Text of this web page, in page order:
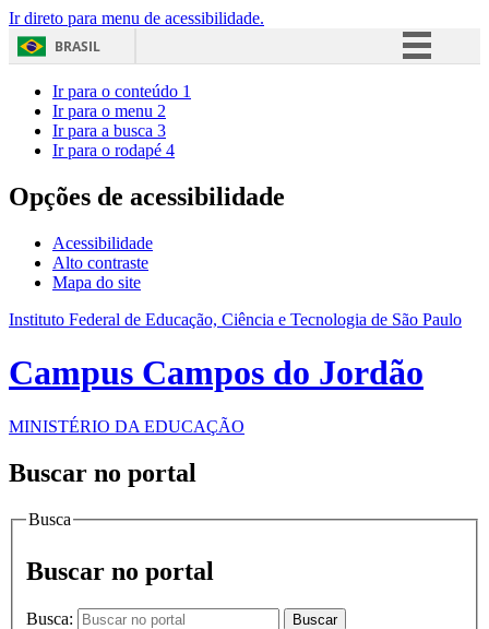
Ir direto para menu de acessibilidade.
BRASIL
Acesso à informação
Ir para o conteúdo 1
Ir para o menu 2
Ir para a busca 3
Ir para o rodapé 4
Opções de acessibilidade
Acessibilidade
Alto contraste
Mapa do site
Instituto Federal de Educação, Ciência e Tecnologia de São Paulo
Campus Campos do Jordão
MINISTÉRIO DA EDUCAÇÃO
Buscar no portal
Busca
Buscar no portal
Busca: Buscar